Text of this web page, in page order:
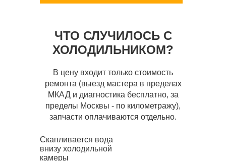
ЧТО СЛУЧИЛОСЬ С
ХОЛОДИЛЬНИКОМ?
В цену входит только стоимость
ремонта (выезд мастера в пределах
МКАД и диагностика бесплатно, за
пределы Москвы - по километражу),
запчасти оплачиваются отдельно.
Скапливается вода
внизу холодильной
камеры